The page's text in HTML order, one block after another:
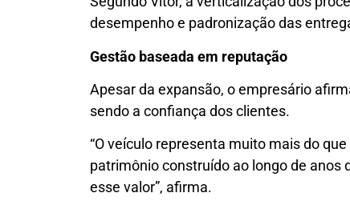
desempenho e padronização das
Gestão baseada em reputação
Apesar da expansão, o empresário
sendo a confiança dos clientes.
“O veículo representa muito mais do
patrimônio construído ao longo de anos
esse valor”, afirma.